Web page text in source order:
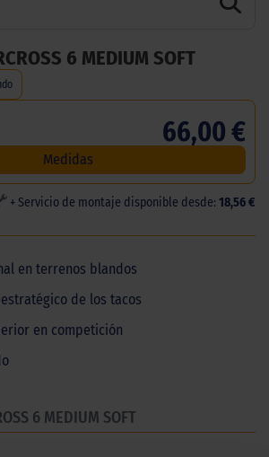
6 MEDIUM SOFT
66,00 €
Medidas
+ Servicio de montaje disponible desde: 18,56 €
en terrenos blandos
de los tacos
en competición
6 MEDIUM SOFT